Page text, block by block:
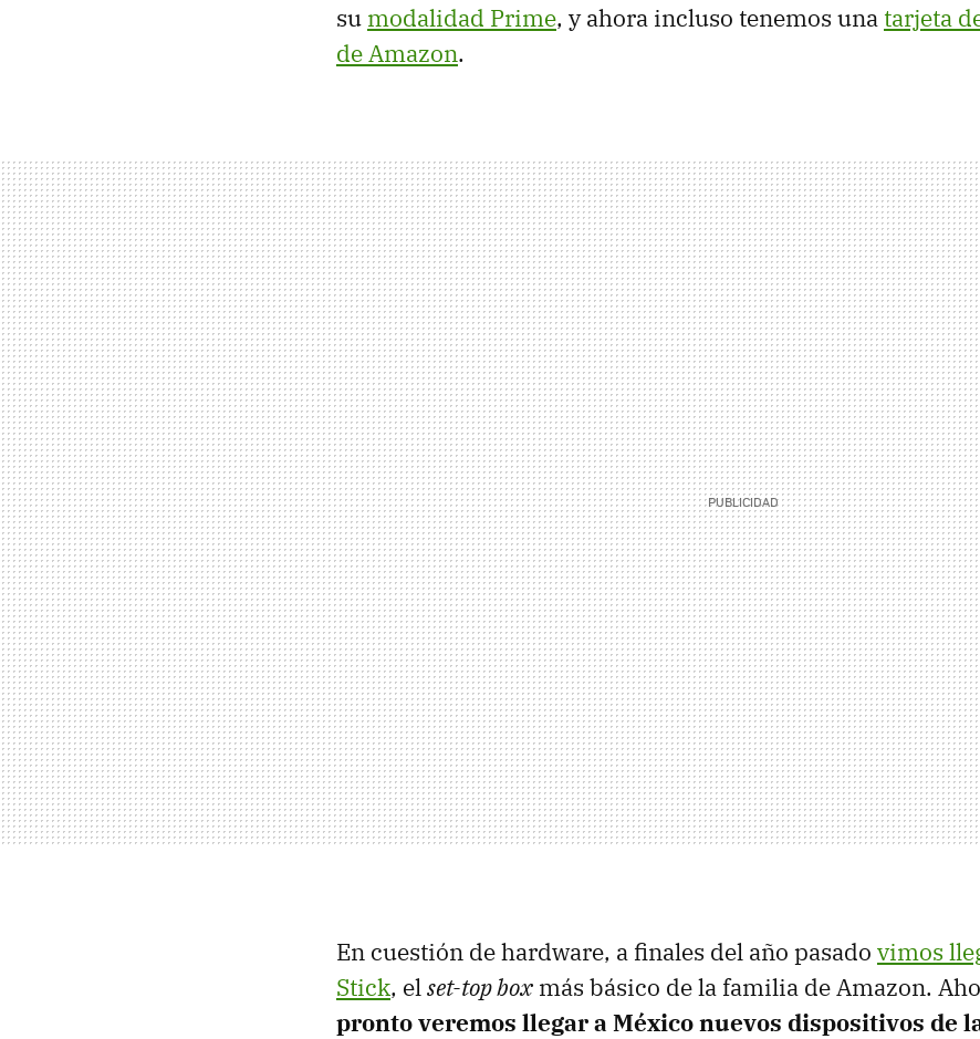
su modalidad Prime, y ahora incluso tenemos unatarjeta
de Amazon.
En cuestión de hardware, a finales del año pasado vimos
Stick, elset-top box más básico de la familia de Amazon.
pronto veremos llegar a México nuevos dispositivos de